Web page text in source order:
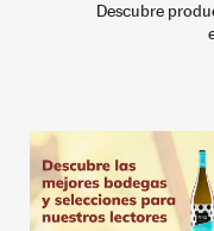
Descubre